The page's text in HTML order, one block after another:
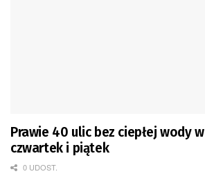
Prawie 40 ulic bez ciepłej wody w
czwartek i piątek
0 UDOST.